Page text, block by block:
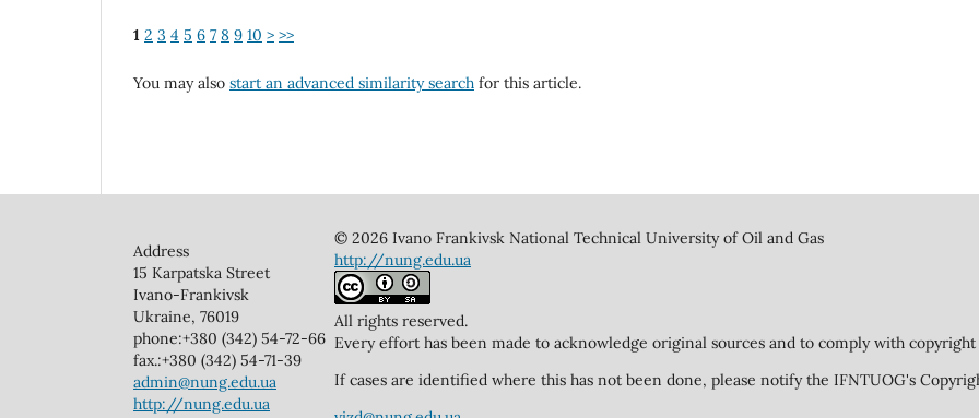
1 2 3 4 5 6 7 8 9 10 > >>
You may also start an advanced similarity search for this article.
Address
15 Karpatska Street
Ivano-Frankivsk
Ukraine, 76019
phone:+380 (342) 54-72-66
fax.:+380 (342) 54-71-39
admin@nung.edu.ua
http://nung.edu.ua
© 2026 Ivano Frankivsk National Technical University of Oil and Gas
http://nung.edu.ua
All rights reserved.
Every effort has been made to acknowledge original sources and to comply with copyright
If cases are identified where this has not been done, please notify the IFNTUOG's